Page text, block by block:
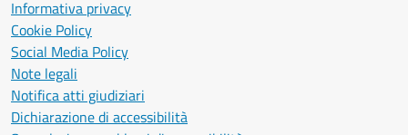
Informativa privacy
Cookie Policy
Social Media Policy
Note legali
Notifica atti giudiziari
Dichiarazione di accessibilità